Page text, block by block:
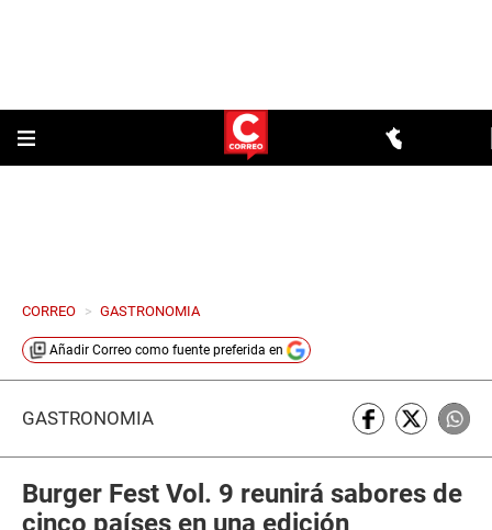
CORREO > GASTRONOMIA
Añadir Correo como fuente preferida en
GASTRONOMÍA
Burger Fest Vol. 9 reunirá sabores de
cinco países en una edición